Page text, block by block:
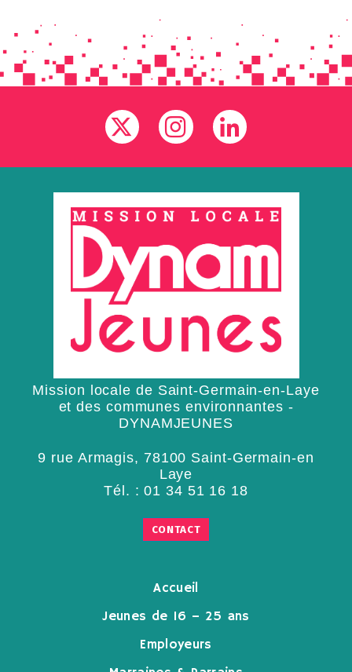
Mission locale de Saint-Germain-en-Laye
et des communes environnantes -
DYNAMJEUNES
9 rue Armagis, 78100 Saint-Germain-en
Laye
Tél. :01 34 51 16 18
CONTACT
Accueil
Jeunes de 16 – 25 ans
Employeurs